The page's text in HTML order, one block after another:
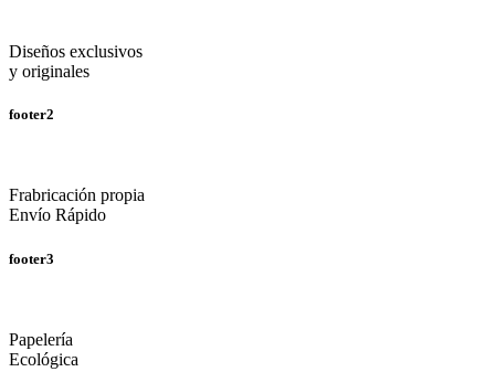
Diseños exclusivos
y originales
footer2
Frabricación propia
Envío Rápido
footer3
Papelería
Ecológica